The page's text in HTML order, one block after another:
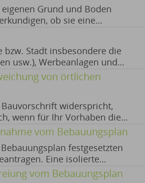
Grund und Boden
ob sie eine
ggf. nur mit Genehmigung
Klage
Stadt insbesondere die
usw.), Werbeanlagen und
usw.) regeln. 01.10.2025
von örtlichen
widerspricht,
wenn für Ihr Vorhaben die
wird, muss es dennoch die
keine
vom Bebauungsplan
festgesetzten
Eine isolierte
wenn keine 17.11.2025
vom Bebauungsplan